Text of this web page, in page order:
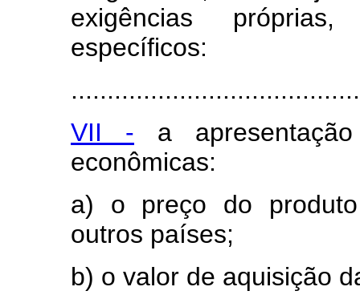
exigências
específicos:
VII - a
econômicas:
a) o preço do
outros países;
b) o valor de aquisição